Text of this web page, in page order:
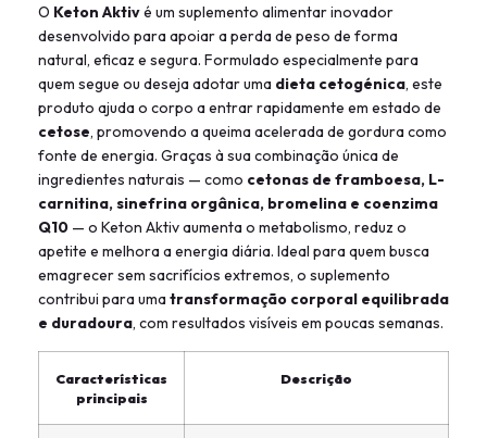
O Keton Aktivé um suplemento alimentar inovador
desenvolvido para apoiar a perda de peso de forma
natural, eficaz e segura. Formulado especialmente para
quem segue ou deseja adotar uma dieta cetogénica, este
produto ajuda o corpo a entrar rapidamente em estado de
cetose, promovendo a queima acelerada de gordura como
fonte de energia. Graças à sua combinação única de
ingredientes naturais — como cetonas de framboesa, L-
carnitina, sinefrina orgânica, bromelina e coenzima
Q10 — o Keton Aktiv aumenta o metabolismo, reduz o
apetite e melhora a energia diária. Ideal para quem busca
emagrecer sem sacrifícios extremos, o suplemento
contribui para umatransformação corporal equilibrada
e duradoura, com resultados visíveis em poucas semanas.
Características
principais
Descrição